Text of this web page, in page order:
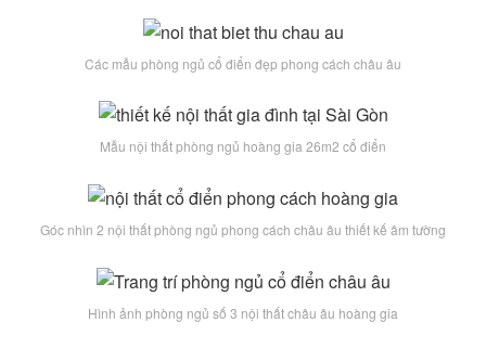
Các mẫu phòng ngủ cổ điển đẹp phong cách châu âu
Mẫu nội thất phòng ngủ hoàng gia 26m2 cổ điển
Góc nhìn 2 nội thất phòng ngủ phong cách châu âu thiết kế âm tường
Hình ảnh phòng ngủ số 3 nội thất châu âu hoàng gia